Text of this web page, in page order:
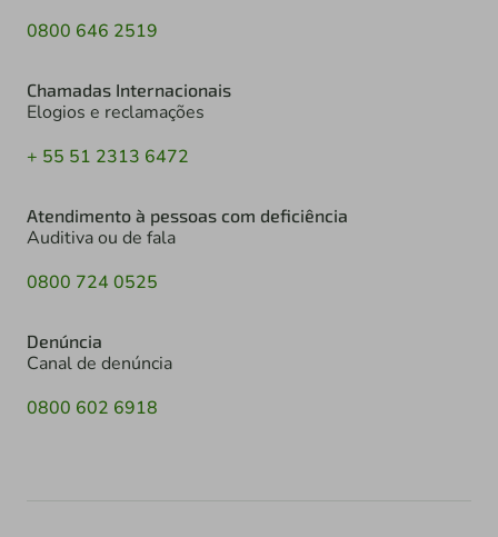
0800 646 2519
Chamadas Internacionais
Elogios e reclamações
+ 55 51 2313 6472
Atendimento à pessoas com deficiência
Auditiva ou de fala
0800 724 0525
Denúncia
Canal de denúncia
0800 602 6918